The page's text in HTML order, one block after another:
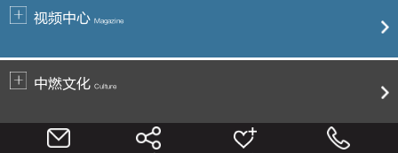
视频中心 Magazine
中燃文化 Culture